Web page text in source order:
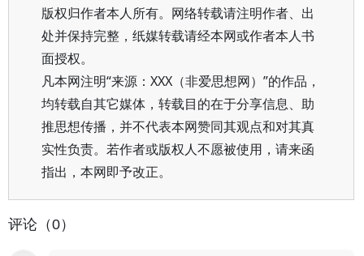
版权归作者本人所有。网络转载请注明作者、出
处并保持完整，纸媒转载请经本网或作者本人书
面授权。
凡本网注明“来源：XXX（非爱思想网）”的作品，
均转载自其它媒体，转载目的在于分享信息、助
推思想传播，并不代表本网赞同其观点和对其真
实性负责。若作者或版权人不愿被使用，请来函
指出，本网即予改正。
评论（0）